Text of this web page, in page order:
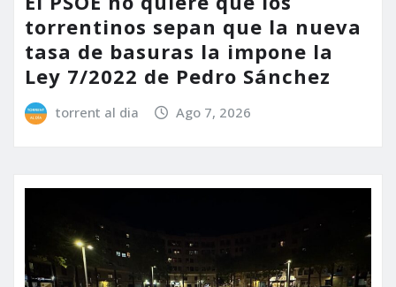
torrentinos sepan que la nueva
tasa de basuras la impone la
Ley 7/2022 de Pedro Sánchez
torrent al dia Ago 7, 2026